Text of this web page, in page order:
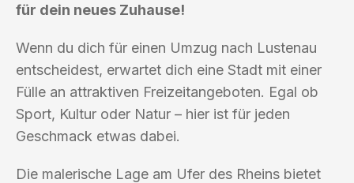
für dein neues Zuhause!
Wenn du dich für einen Umzug nach Lustenau
entscheidest, erwartet dich eine Stadt mit einer
Fülle an attraktiven Freizeitangeboten. Egal ob
Sport, Kultur oder Natur – hier ist für jeden
Geschmack etwas dabei.
Die malerische Lage am Ufer des Rheins bietet